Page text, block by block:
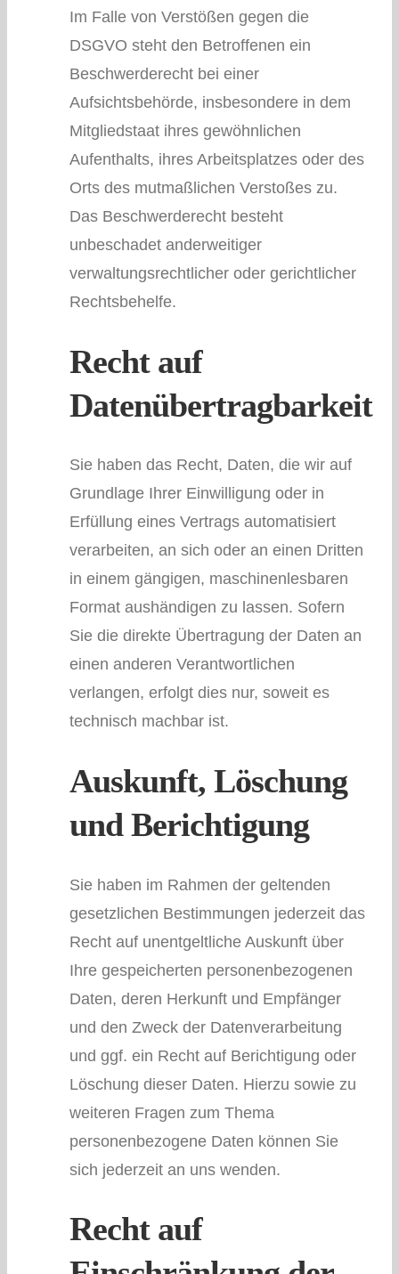
Im Falle von Verstößen gegen die
DSGVO steht den Betroffenen ein
Beschwerderecht bei einer
Aufsichtsbehörde, insbesondere in dem
Mitgliedstaat ihres gewöhnlichen
Aufenthalts, ihres Arbeitsplatzes oder des
Orts des mutmaßlichen Verstoßes zu.
Das Beschwerderecht besteht
unbeschadet anderweitiger
verwaltungsrechtlicher oder gerichtlicher
Rechtsbehelfe.
Recht auf
Datenübertragbarkeit
Sie haben das Recht, Daten, die wir auf
Grundlage Ihrer Einwilligung oder in
Erfüllung eines Vertrags automatisiert
verarbeiten, an sich oder an einen Dritten
in einem gängigen, maschinenlesbaren
Format aushändigen zu lassen. Sofern
Sie die direkte Übertragung der Daten an
einen anderen Verantwortlichen
verlangen, erfolgt dies nur, soweit es
technisch machbar ist.
Auskunft, Löschung
und Berichtigung
Sie haben im Rahmen der geltenden
gesetzlichen Bestimmungen jederzeit das
Recht auf unentgeltliche Auskunft über
Ihre gespeicherten personenbezogenen
Daten, deren Herkunft und Empfänger
und den Zweck der Datenverarbeitung
und ggf. ein Recht auf Berichtigung oder
Löschung dieser Daten. Hierzu sowie zu
weiteren Fragen zum Thema
personenbezogene Daten können Sie
sich jederzeit an uns wenden.
Recht auf